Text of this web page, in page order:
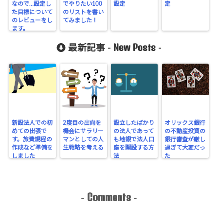
なので…設定し
た目標について
のレビューをし
ます。
でやりたい100
のリストを書い
てみました！
設定
定
最新記事 - New Posts -
新設法人での初
めての出張で
す。旅費規程の
作成など準備を
しました
2度目の出向を
機会にサラリー
マンとしての人
生戦略を考える
設立したばかり
の法人であって
も地銀で法人口
座を開設する方
法
オリックス銀行
の不動産投資の
銀行審査が厳し
過ぎて大変だっ
た
- Comments -